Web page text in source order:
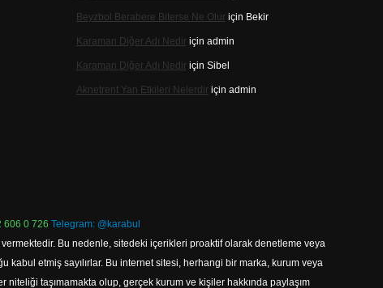
Beyzbol Berabere Biterse Ne Oluriçin Bekir
Karaman Diğer Adı Nediriçin admin
Karaman Diğer Adı Nediriçin Sibel
Aknetrent Yan Etkileri Nelerdiriçin admin
606 0 726 Telegram: @karabul
Bu nedenle, sitedeki içerikleri proaktif olarak denetleme veya
kabul etmiş sayılırlar. Bu internet sitesi, herhangi bir marka, kurum veya
niteliği taşımamakta olup, gerçek kurum ve kişiler hakkında paylaşım